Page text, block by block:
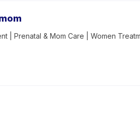
| Prenatal & Mom Care | Women